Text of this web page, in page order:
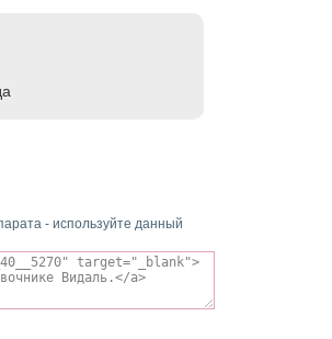
- используйте данный